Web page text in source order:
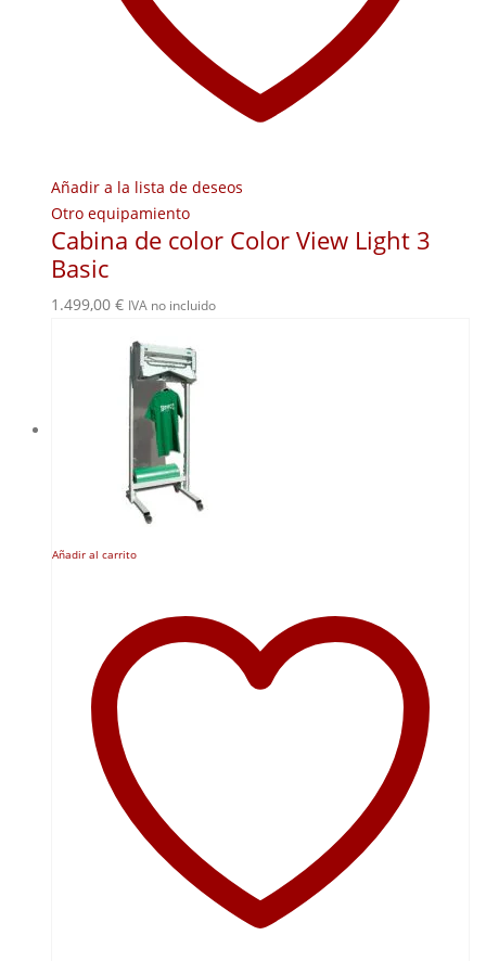
Añadir a la lista de deseos
Otro equipamiento
Cabina de color Color View Light 3
Basic
1.499,00 € IVA no incluido
Añadir al carrito